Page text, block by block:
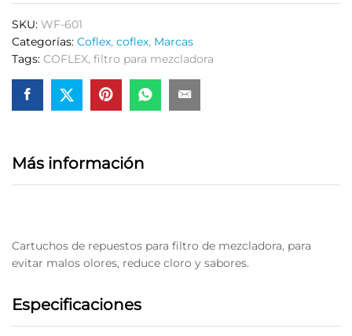
de
Mezcladora
WF-
601
Coflex
quantity
SKU: WF-601
Categorías: Coflex, coflex, Marcas
Tags: COFLEX, filtro para mezcladora
Más información
Cartuchos de repuestos para filtro de mezcladora, para
evitar malos olores, reduce cloro y sabores.
Especificaciones